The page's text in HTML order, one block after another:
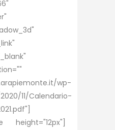
wp-
11/Calendario-
height="12px"]